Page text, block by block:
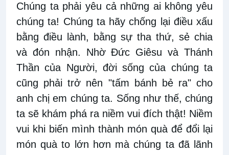
Chúng ta phải yêu cả những ai không yêu
chúng ta! Chúng ta hãy chống lại điều xấu
bằng điều lành, bằng sự tha thứ, sẻ chia
và đón nhận. Nhờ Đức Giêsu và Thánh
Thần của Người, đời sống của chúng ta
cũng phải trở nên "tấm bánh bẻ ra" cho
anh chị em chúng ta. Sống như thế, chúng
ta sẽ khám phá ra niềm vui đích thật! Niềm
vui khi biến mình thành món quà để đổi lại
món quà to lớn hơn mà chúng ta đã lãnh